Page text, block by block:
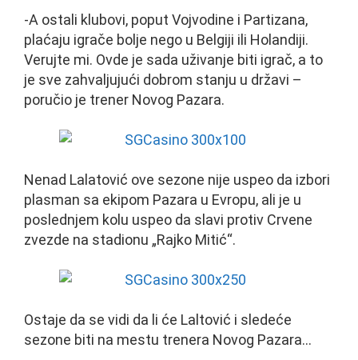
-A ostali klubovi, poput Vojvodine i Partizana,
plaćaju igrače bolje nego u Belgiji ili Holandiji.
Verujte mi. Ovde je sada uživanje biti igrač, a to
je sve zahvaljujući dobrom stanju u državi –
poručio je trener Novog Pazara.
Nenad Lalatović ove sezone nije uspeo da izbori
plasman sa ekipom Pazara u Evropu, ali je u
poslednjem kolu uspeo da slavi protiv Crvene
zvezde na stadionu „Rajko Mitić“.
Ostaje da se vidi da li će Laltović i sledeće
sezone biti na mestu trenera Novog Pazara…